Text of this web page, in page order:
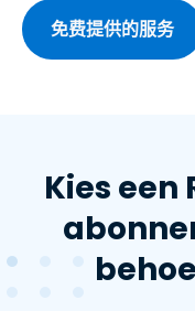
免费提供的服务
Kies een